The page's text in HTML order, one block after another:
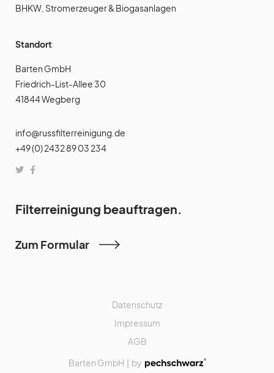
BHKW, Stromerzeuger & Biogasanlagen
Standort
Barten GmbH
Friedrich-List-Allee 30
41844 Wegberg
info@russfilterreinigung.de
+49 (0) 2432 89 03 234
Filterreinigung beauftragen.
Zum Formular
Datenschutz
Impressum
AGB
Barten GmbH | by